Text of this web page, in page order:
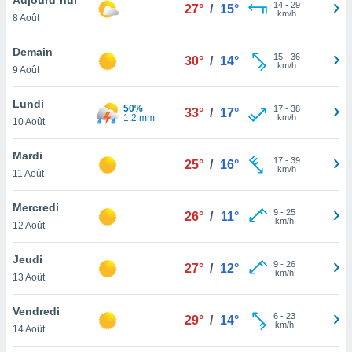
et
»,
au
vous
qu'ils
ou
le
ainsi
un
la
du
8 Août
27° / 15° 14- 29
km/h
Demain
9 Août
30° / 14° 15- 36
km/h
Lundi
10 Août
50%
1.2 mm
33° / 17° 17- 38
km/h
Mardi
11 Août
25° / 16° 17- 39
km/h
Mercredi
12 Août
26° / 11° 9- 25
km/h
Jeudi
13 Août
27° / 12° 9- 26
km/h
Vendredi
14 Août
29° / 14° 6- 23
km/h